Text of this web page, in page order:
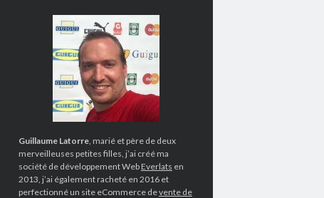
Guillaume Latorre, marié et père de deux
merveilleuses petites filles, j’ai créé ma
société de développement Web Everlats en
2013, j’ai également racheté en 2016 et
perfectionné un site eCommerce devente de